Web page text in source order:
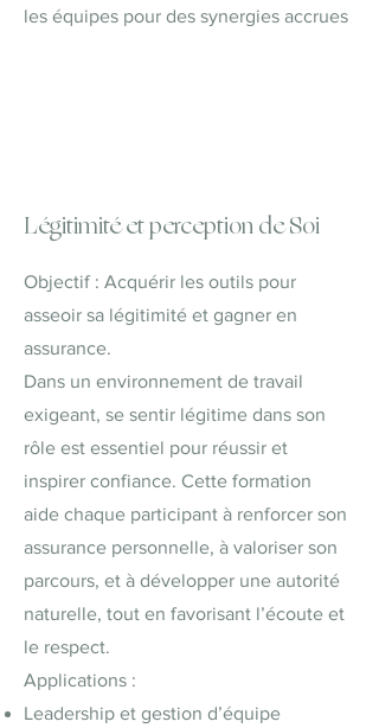
les équipes pour des synergies accrues
Légitimité et perception de Soi
Objectif : Acquérir les outils pour
asseoir sa légitimité et gagner en
assurance.
Dans un environnement de travail
exigeant, se sentir légitime dans son
rôle est essentiel pour réussir et
inspirer confiance. Cette formation
aide chaque participant à renforcer son
assurance personnelle, à valoriser son
parcours, et à développer une autorité
naturelle, tout en favorisant l’écoute et
le respect.
Applications :
Leadership et gestion d’équipe